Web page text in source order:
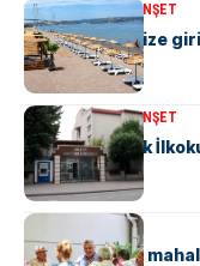
KENT GÜNDEMI MANŞET
Yalova’da denize
KENT GÜNDEMIMANŞET
Yalova Atatürk
KENT GÜNDEMI
Başkan Gürel,